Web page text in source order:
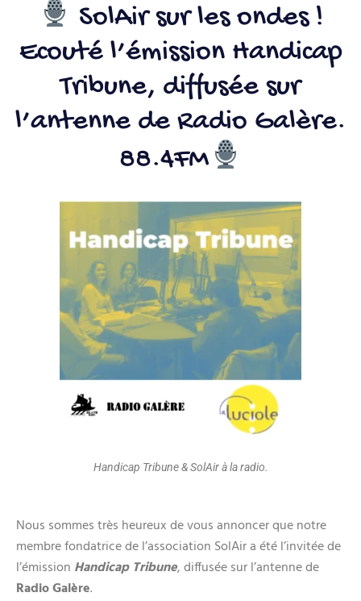
SolAir sur les ondes !
Ecouté l’émission Handicap
Tribune, diffusée sur
l’antenne de Radio Galère.
88.4FM
Handicap Tribune & SolAir à la radio.
Nous sommes très heureux de vous annoncer que notre
membre fondatrice de l’association SolAir a été l’invitée de
l’émission Handicap Tribune, diffusée sur l’antenne de
Radio Galère.